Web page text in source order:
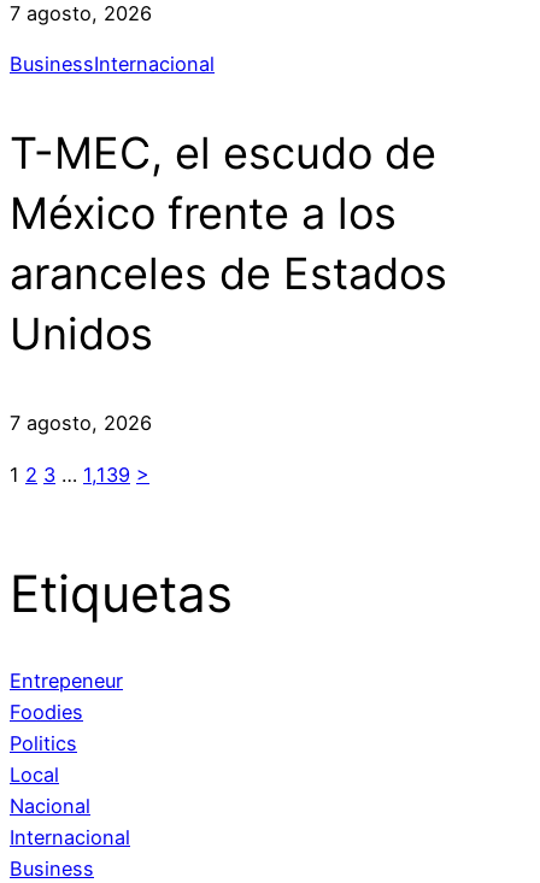
7 agosto, 2026
BusinessInternacional
T-MEC, el escudo de
México frente a los
aranceles de Estados
Unidos
7 agosto, 2026
1 2 3 … 1,139 >
Etiquetas
Entrepeneur
Foodies
Politics
Local
Nacional
Internacional
Business